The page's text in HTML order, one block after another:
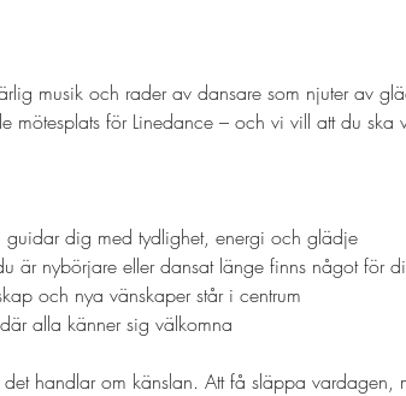
musik och rader av dansare som njuter av
mötesplats för Linedance – och vi vill att du ska
guidar dig med tydlighet, energi och glädje
är nybörjare eller dansat länge finns något för
och nya vänskaper står i centrum
alla känner sig välkomna
handlar om känslan. Att få släppa vardagen,